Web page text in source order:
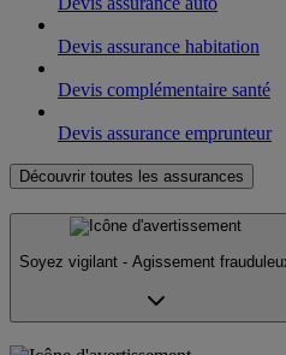
Devis assurance habitation
Devis complémentaire santé
Devis assurance emprunteur
Découvrir toutes les assurances
Soyez vigilant - Agissement